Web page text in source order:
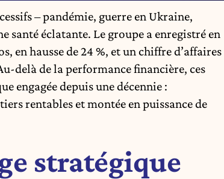
– pandémie, guerre en Ukraine,
santé éclatante. Le groupe a enregistré en
en hausse de 24 %, et un chiffre d’affaires
delà de la performance financière, ces
engagée depuis une décennie :
rentables et montée en puissance de
stratégique